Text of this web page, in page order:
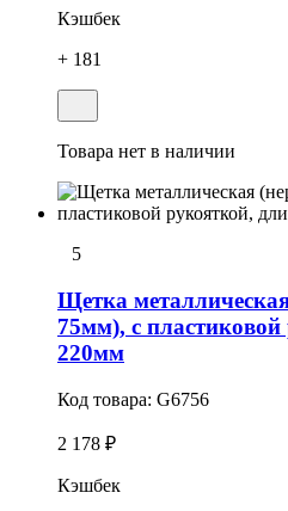
Кэшбек
+ 181
Товара нет в наличии
5
Щетка
75мм), с
220мм
Код товара: G6756
2 178 ₽
Кэшбек